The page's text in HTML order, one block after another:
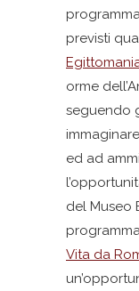
previsti
orme
seguendo
ed ad
del Museo
Vita da